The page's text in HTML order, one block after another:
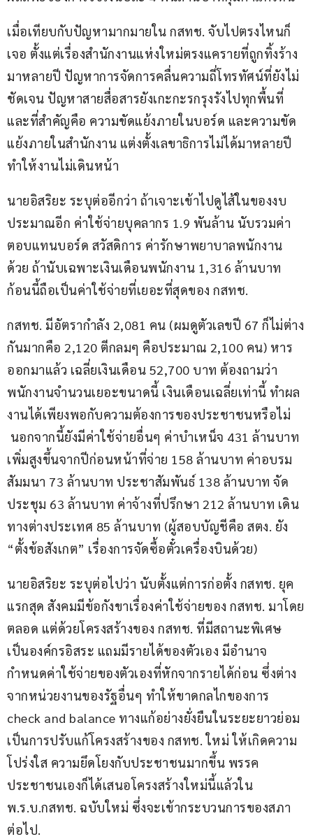
เมื่อเทียบกับปัญหามากมายใน กสทช. จับไปตรงไหนก็
เจอ ตั้งแต่เรื่องสำนักงานแห่งใหม่ตรงแครายที่ถูกทิ้งร้าง
มาหลายปี ปัญหาการจัดการคลื่นความถี่โทรทัศน์ที่ยังไม่
ชัดเจน ปัญหาสายสื่อสารยังเกะกะรกรุงรังไปทุกพื้นที่
และที่สำคัญคือ ความขัดแย้งภายในบอร์ด และความขัด
แย้งภายในสำนักงาน แต่งตั้งเลขาธิการไม่ได้มาหลายปี
ทำให้งานไม่เดินหน้า
นายอิสริยะ ระบุต่ออีกว่า ถ้าเจาะเข้าไปดูไส้ในของงบ
ประมาณอีก ค่าใช้จ่ายบุคลากร 1.9 พันล้าน นับรวมค่า
ตอบแทนบอร์ด สวัสดิการ ค่ารักษาพยาบาลพนักงาน
ด้วย ถ้านับเฉพาะเงินเดือนพนักงาน 1,316 ล้านบาท
ก้อนนี้ถือเป็นค่าใช้จ่ายที่เยอะที่สุดของ กสทช.
กสทช. มีอัตรากำลัง 2,081 คน (ผมดูตัวเลขปี 67 ก็ไม่ต่าง
กันมากคือ 2,120 ตีกลมๆ คือประมาณ 2,100 คน) หาร
ออกมาแล้ว เฉลี่ยเงินเดือน 52,700 บาท ต้องถามว่า
พนักงานจำนวนเยอะขนาดนี้ เงินเดือนเฉลี่ยเท่านี้ ทำผล
งานได้เพียงพอกับความต้องการของประชาชนหรือไม่
นอกจากนี้ยังมีค่าใช้จ่ายอื่นๆ ค่าบำเหน็จ 431 ล้านบาท
เพิ่มสูงขึ้นจากปีก่อนหน้าที่จ่าย 158 ล้านบาท ค่าอบรม
สัมมนา 73 ล้านบาท ประชาสัมพันธ์ 138 ล้านบาท จัด
ประชุม 63 ล้านบาท ค่าจ้างที่ปรึกษา 212 ล้านบาท เดิน
ทางต่างประเทศ 85 ล้านบาท (ผู้สอบบัญชีคือ สตง. ยัง
“ตั้งข้อสังเกต” เรื่องการจัดซื้อตั๋วเครื่องบินด้วย)
นายอิสริยะ ระบุต่อไปว่า นับตั้งแต่การก่อตั้ง กสทช. ยุค
แรกสุด สังคมมีข้อกังขาเรื่องค่าใช้จ่ายของ กสทช. มาโดย
ตลอด แต่ด้วยโครงสร้างของ กสทช. ที่มีสถานะพิเศษ
เป็นองค์กรอิสระ แถมมีรายได้ของตัวเอง มีอำนาจ
กำหนดค่าใช้จ่ายของตัวเองที่หักจากรายได้ก่อน ซึ่งต่าง
จากหน่วยงานของรัฐอื่นๆ ทำให้ขาดกลไกของการ
check and balance ทางแก้อย่างยั่งยืนในระยะยาวย่อม
เป็นการปรับแก้โครงสร้างของ กสทช. ใหม่ ให้เกิดความ
โปร่งใส ความยึดโยงกับประชาชนมากขึ้น พรรค
ประชาชนเองก็ได้เสนอโครงสร้างใหม่นี้แล้วใน
พ.ร.บ.กสทช. ฉบับใหม่ ซึ่งจะเข้ากระบวนการของสภา
ต่อไป.